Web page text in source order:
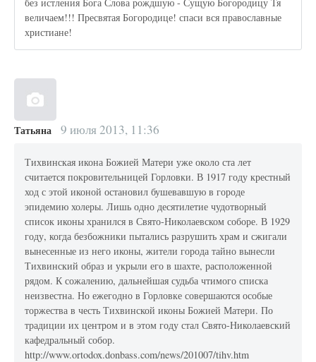
величаем!!! Пресвятая Богородице! спаси вся православные
христиане!
Татьяна 9 июля 2013, 11:36
Тихвинская икона Божией Матери уже около ста лет
считается покровительницей Горловки. В 1917 году крестный
ход с этой иконой остановил бушевавшую в городе
эпидемию холеры. Лишь одно десятилетие чудотворный
список иконы хранился в Свято-Николаевском соборе. В 1929
году, когда безбожники пытались разрушить храм и сжигали
вынесенные из него иконы, жители города тайно вынесли
Тихвинский образ и укрыли его в шахте, расположенной
рядом. К сожалению, дальнейшая судьба чтимого списка
неизвестна. Но ежегодно в Горловке совершаются особые
торжества в честь Тихвинской иконы Божией Матери. По
традиции их центром и в этом году стал Свято-Николаевский
кафедральный собор.
http://www.ortodox.donbass.com/news/201007/tihv.htm